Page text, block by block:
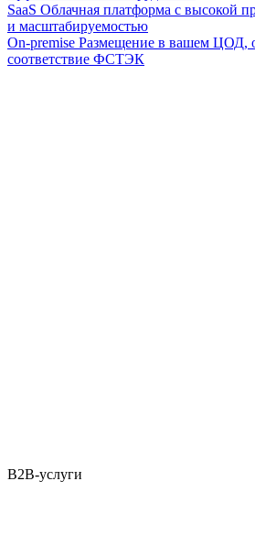
SaaS Облачная платформа с высокой
и масштабируемостью
On-premise Размещение в вашем ЦОД,
соответствие ФСТЭК
B2B-услуги